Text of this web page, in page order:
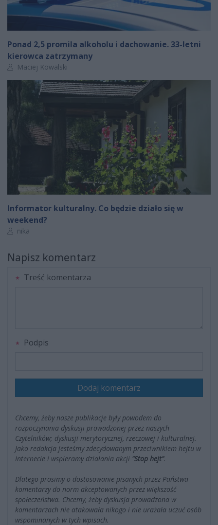
Ponad 2,5 promila alkoholu i dachowanie. 33-letni
kierowca zatrzymany
Autor artykułu:
Maciej Kowalski
Informator kulturalny. Co będzie działo się w
weekend?
Autor artykułu:
nika
Napisz komentarz
Treść komentarza
Podpis
Dodaj komentarz
Chcemy, żeby nasze publikacje były powodem do
rozpoczynania dyskusji prowadzonej przez naszych
Czytelników; dyskusji merytorycznej, rzeczowej i kulturalnej.
Jako redakcja jesteśmy zdecydowanym przeciwnikiem hejtu w
Internecie i wspieramy działania akcji "Stop hejt".
Dlatego prosimy o dostosowanie pisanych przez Państwa
komentarzy do norm akceptowanych przez większość
społeczeństwa. Chcemy, żeby dyskusja prowadzona w
komentarzach nie atakowała nikogo i nie urażała uczuć osób
wspominanych w tych wpisach.